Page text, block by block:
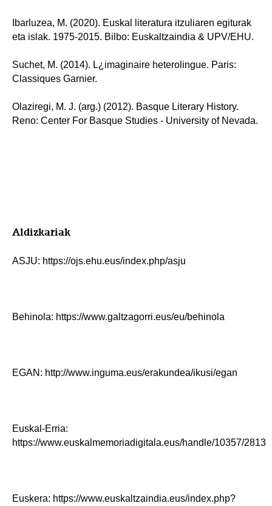
Ibarluzea, M. (2020). Euskal literatura itzuliaren egiturak
eta islak. 1975-2015. Bilbo: Euskaltzaindia & UPV/EHU.
Suchet, M. (2014). L¿imaginaire heterolingue. Paris:
Classiques Garnier.
Olaziregi, M. J. (arg.) (2012). Basque Literary History.
Reno: Center For Basque Studies - University of Nevada.
Aldizkariak
ASJU: https://ojs.ehu.eus/index.php/asju
Behinola: https://www.galtzagorri.eus/eu/behinola
EGAN: http://www.inguma.eus/erakundea/ikusi/egan
Euskal-Erria:
https://www.euskalmemoriadigitala.eus/handle/10357/2813
Euskera: https://www.euskaltzaindia.eus/index.php?